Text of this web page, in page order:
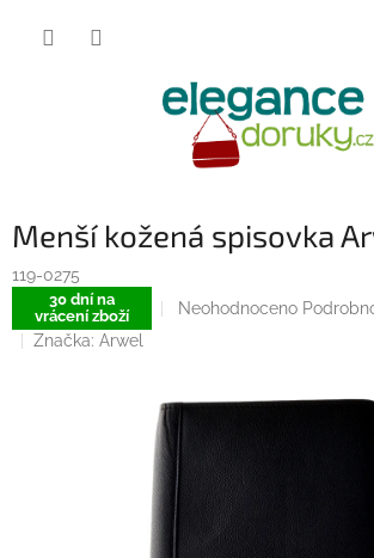
Menší kožená spisovka
119-0275
30 dní na
vrácení zboží
Průměrné
0,0
hvězdiček.
Neohodnoceno
Značka: Arwel